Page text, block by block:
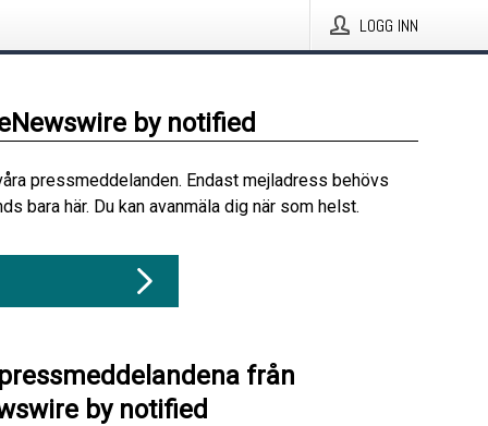
LOGG INN
by notified
pressmeddelanden. Endast mejladress behövs
bara här. Du kan avanmäla dig när som helst.
från
by notified